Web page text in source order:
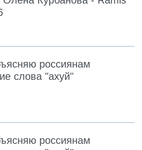
россиянам
слова "ахуй"
россиянам